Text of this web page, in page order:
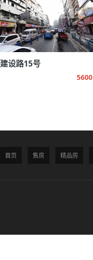
建设路15号
5600
首页 售房 精品房